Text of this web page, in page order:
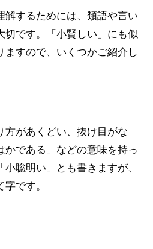
解するためには、類語や言い
切です。「小賢しい」にも似
ますので、いくつかご紹介し
方があくどい、抜け目がな
かである」などの意味を持っ
聡明い」とも書きますが、
です。